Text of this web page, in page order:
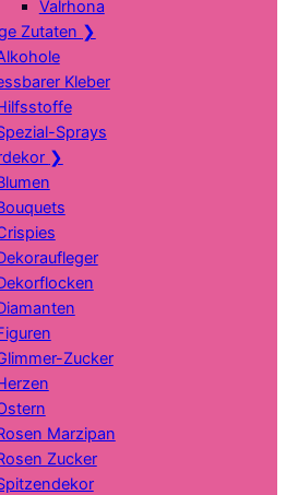
Valrhona
Zutaten ❯
Kleber
Sprays
❯
Zucker
Marzipan
Zucker